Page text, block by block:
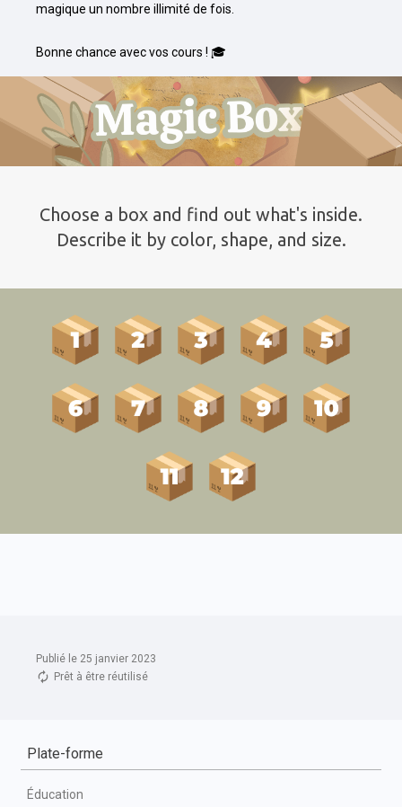
Publié le 25 janvier 2023
Prêt à être réutilisé
magique un nombre illimité de fois.
Bonne chance avec vos cours ! 🎓
Plate-forme
Éducation